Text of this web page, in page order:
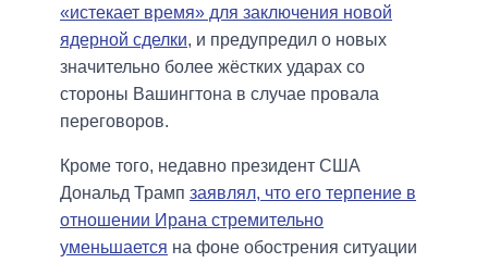
«истекает время» для заключения новой
ядерной сделки, и предупредил о новых
значительно более жёстких ударах со
стороны Вашингтона в случае провала
переговоров.
Кроме того, недавно президент США
Дональд Трамп заявлял, что его терпение в
отношении Ирана стремительно
уменьшается на фоне обострения ситуации